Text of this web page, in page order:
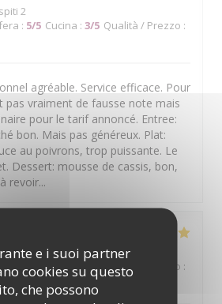
e i suoi partner
cookies su questo
che possono
2
: 5/5 Cucina : 3/5 Qualità / Prezzo :
agréable. Service efficace. Pour
pas vraiment de fausse note mais
pour le tarif annoncé. Entree:
bon. Mais pas généreux. Plat:
au poivrons, trop puissante. Le
Dessert: mousse de cassis, bon,
revoir...
2
5/5 Cucina: 5 /5 Qualità / Prezzo :